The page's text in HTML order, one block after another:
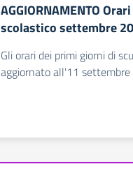
AGGIORNAMENTO
scolastico settembre
Gli orari dei primi giorni di
aggiornato all'11